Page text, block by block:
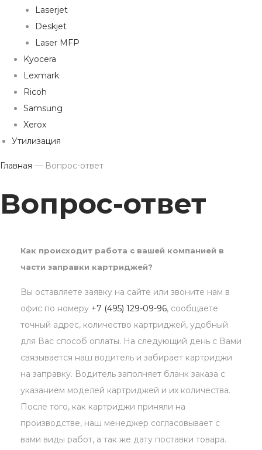
Laserjet
Deskjet
Laser MFP
Kyocera
Lexmark
Ricoh
Samsung
Xerox
Утилизация
Главная — Вопрос-ответ
Вопрос-ответ
Как происходит работа с вашей компанией в
части заправки картриджей?
Вы оставляете заявку на сайте или звоните нам в
офис по номеру +7 (495) 129-09-96, сообщаете
точный адрес, количество картриджей, удобный
для Вас способ оплаты. На следующий день с Вами
связывается наш водитель и забирает картриджи
на заправку. Водитель заполняет бланк заказа с
указанием моделей картриджей и их количества.
После того, как картриджи приняли на
производстве, наш менеджер согласовывает с
вами виды работ, а так же дату поставки товара.